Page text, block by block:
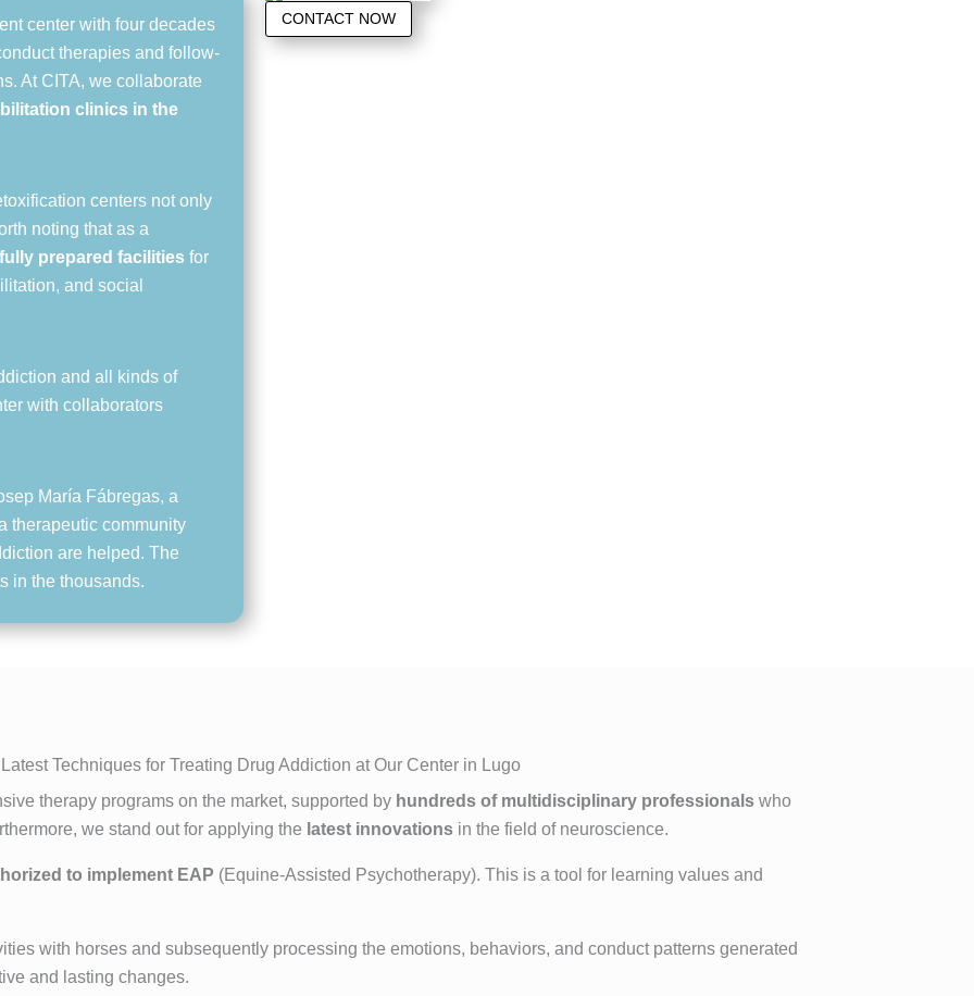
center with four decades
therapies and follow-
At CITA, we collaborate
clinics in the
centers not only
noting that as a
fully prepared facilities for
and social
and all kinds of
with collaborators
María Fábregas, a
therapeutic community
are helped. The
in the thousands.
CONTACT NOW
Techniques for Treating Drug Addiction at Our Center in Lugo
therapy programs on the market, supported by hundreds of multidisciplinary professionals who
we stand out for applying the latest innovations in the field of neuroscience.
to implement EAP (Equine-Assisted Psychotherapy). This is a tool for learning values and
with horses and subsequently processing the emotions, behaviors, and conduct patterns generated
and lasting changes.